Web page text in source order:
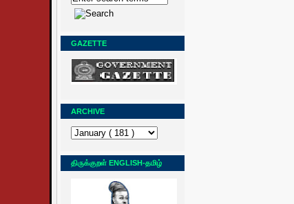
GAZETTE
ARCHIVE
திருக்குறள் ENGLISH-தமிழ்